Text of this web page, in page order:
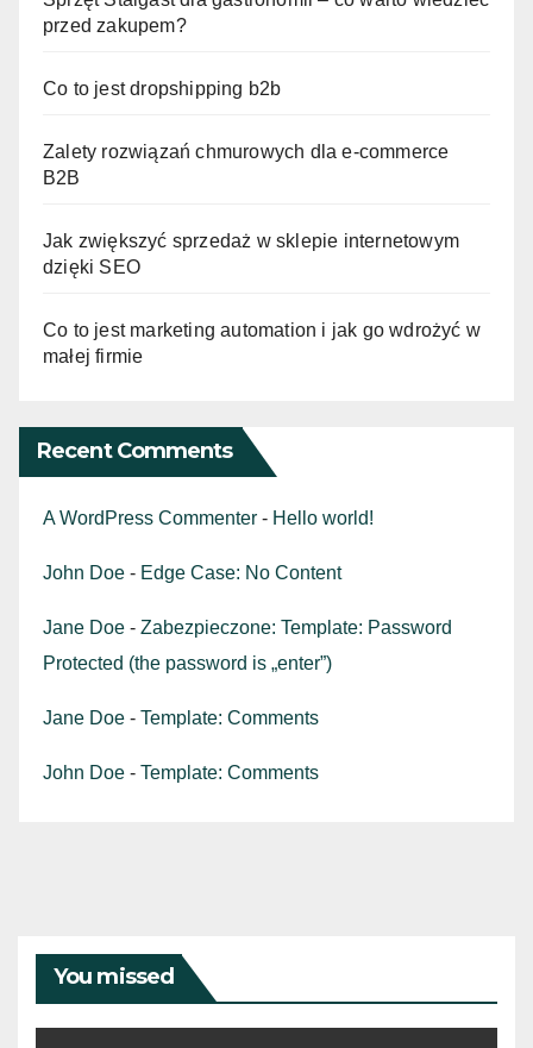
przed zakupem?
Co to jest dropshipping b2b
Zalety rozwiązań chmurowych dla e-commerce
B2B
Jak zwiększyć sprzedaż w sklepie internetowym
dzięki SEO
Co to jest marketing automation i jak go wdrożyć w
małej firmie
Recent Comments
A WordPress Commenter - Hello world!
John Doe - Edge Case: No Content
Jane Doe - Zabezpieczone: Template: Password
Protected (the password is „enter”)
Jane Doe - Template: Comments
John Doe - Template: Comments
You missed